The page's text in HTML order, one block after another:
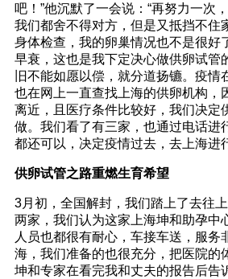
吧！”他沉默了一会说：“再努力一次
我们都舍不得对方，但是又抵挡不住
身体检查，我的卵巢情况也不是很好
早衰，这也是我下定决心做供卵试管
旧不能如愿以偿，就分道扬镳。疫情
也在网上一直查找上海的供卵机构，
离近，且医疗条件比较好，我们决定
做。我们看了有三家，也通过电话进
都还可以，决定疫情过去，去上海进
供卵试管之路重燃生育希望
3月初，全国解封，我们踏上了去往
两家，我们认为这家上海坤和助孕中
人员也都很有耐心，车接车送，服务
海，我们准备的也很充分，把医院的
坤和专家在看完我和丈夫的报告后告